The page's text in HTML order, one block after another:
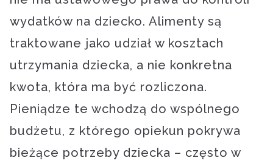
wydatków na dziecko. Alimenty są
traktowane jako udział w kosztach
utrzymania dziecka, a nie konkretna
kwota, która ma być rozliczona.
Pieniądze te wchodzą do wspólnego
budżetu, z którego opiekun pokrywa
bieżące potrzeby dziecka – często w